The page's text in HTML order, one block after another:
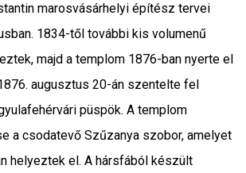
marosvásárhelyi építész tervei
1834-től további kis volumenű
majd a templom 1876-ban nyerte el
augusztus 20-án szentelte fel
püspök. A templom
a csodatevő Szűzanya szobor, amelyet
helyeztek el. A hársfából készült